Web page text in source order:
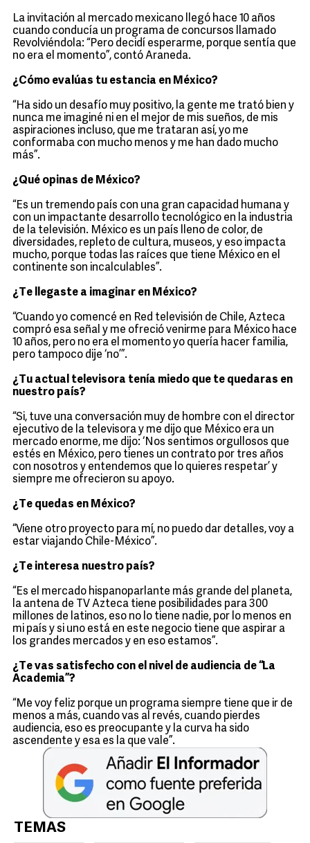
La invitación al mercado mexicano llegó hace 10 años
cuando conducía un programa de concursos llamado
Revolviéndola: “Pero decidí esperarme, porque sentía que
no era el momento”, contó Araneda.
¿Cómo evalúas tu estancia en México?
“Ha sido un desafío muy positivo, la gente me trató bien y
nunca me imaginé ni en el mejor de mis sueños, de mis
aspiraciones incluso, que me trataran así, yo me
conformaba con mucho menos y me han dado mucho
más”.
¿Qué opinas de México?
“Es un tremendo país con una gran capacidad humana y
con un impactante desarrollo tecnológico en la industria
de la televisión. México es un país lleno de color, de
diversidades, repleto de cultura, museos, y eso impacta
mucho, porque todas las raíces que tiene México en el
continente son incalculables”.
¿Te llegaste a imaginar en México?
“Cuando yo comencé en Red televisión de Chile, Azteca
compró esa señal y me ofreció venirme para México hace
10 años, pero no era el momento yo quería hacer familia,
pero tampoco dije ‘no’”.
¿Tu actual televisora tenía miedo que te quedaras en
nuestro país?
“Si, tuve una conversación muy de hombre con el director
ejecutivo de la televisora y me dijo que México era un
mercado enorme, me dijo: ‘Nos sentimos orgullosos que
estés en México, pero tienes un contrato por tres años
con nosotros y entendemos que lo quieres respetar’ y
siempre me ofrecieron su apoyo.
¿Te quedas en México?
“Viene otro proyecto para mí, no puedo dar detalles, voy a
estar viajando Chile-México”.
¿Te interesa nuestro país?
“Es el mercado hispanoparlante más grande del planeta,
la antena de TV Azteca tiene posibilidades para 300
millones de latinos, eso no lo tiene nadie, por lo menos en
mi país y si uno está en este negocio tiene que aspirar a
los grandes mercados y en eso estamos”.
¿Te vas satisfecho con el nivel de audiencia de “La
Academia”?
“Me voy feliz porque un programa siempre tiene que ir de
menos a más, cuando vas al revés, cuando pierdes
audiencia, eso es preocupante y la curva ha sido
ascendente y esa es la que vale”.
TEMAS